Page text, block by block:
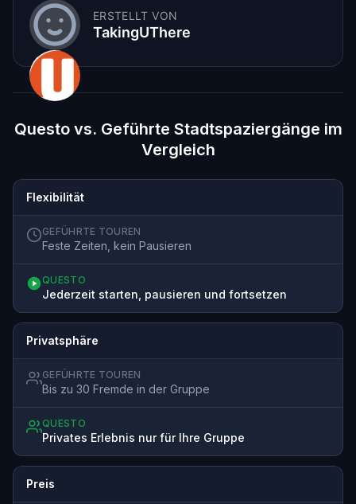
ERSTELLT VON
TakingUThere
Questo vs. Geführte Stadtspaziergänge im
Vergleich
Flexibilität
GEFÜHRTE TOUREN
Feste Zeiten, kein Pausieren
QUESTO
Jederzeit starten, pausieren und fortsetzen
Privatsphäre
GEFÜHRTE TOUREN
Bis zu 30 Fremde in der Gruppe
QUESTO
Privates Erlebnis nur für Ihre Gruppe
Preis